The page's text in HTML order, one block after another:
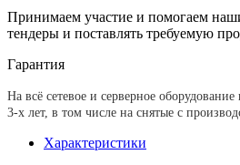
Принимаем участие и помогаем
тендеры и поставлять требуемую
Гарантия
На всё сетевое и серверное оборудование
3-х лет, в том числе на снятые с
Характеристики